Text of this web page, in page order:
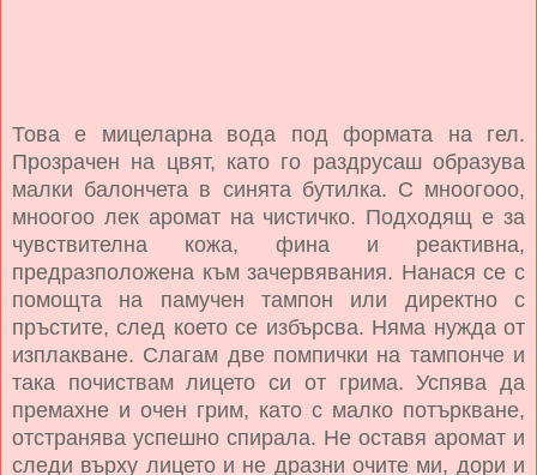
Това е мицеларна вода под формата на гел.
Прозрачен на цвят, като го раздрусаш образува
малки балончета в синята бутилка. С мноогооо,
мноогоо лек аромат на чистичко. Подходящ е за
чувствителна кожа, фина и реактивна,
предразположена към зачервявания. Нанася се с
помощта на памучен тампон или директно с
пръстите, след което се избърсва. Няма нужда от
изплакване. Слагам две помпички на тампонче и
така почиствам лицето си от грима. Успява да
премахне и очен грим, като с малко потъркване,
отстранява успешно спирала. Не оставя аромат и
следи върху лицето и не дразни очите ми, дори и